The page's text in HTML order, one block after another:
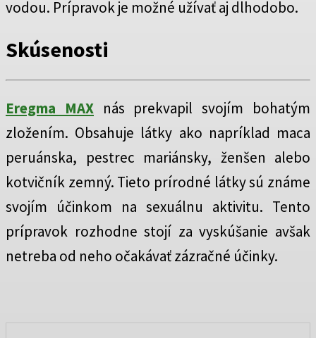
vodou. Prípravok je možné užívať aj dlhodobo.
Skúsenosti
Eregma MAXnás prekvapil svojím bohatým
zložením. Obsahuje látky ako napríklad maca
peruánska, pestrec mariánsky, ženšen alebo
kotvičník zemný. Tieto prírodné látky sú známe
svojím účinkom na sexuálnu aktivitu. Tento
prípravok rozhodne stojí za vyskúšanie avšak
netreba od neho očakávať zázračné účinky.